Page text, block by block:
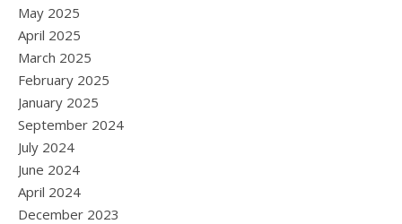
May 2025
April 2025
March 2025
February 2025
January 2025
September 2024
July 2024
June 2024
April 2024
December 2023